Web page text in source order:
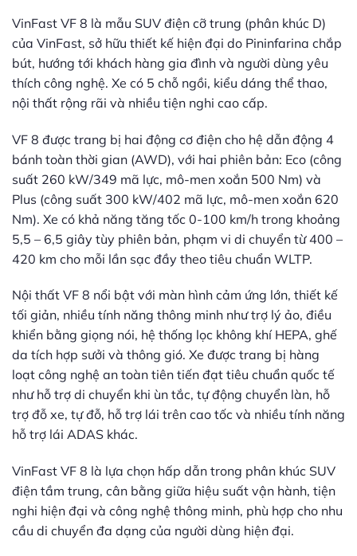
VinFast VF 8 là mẫu SUV điện cỡ trung (phân khúc D)
của VinFast, sở hữu thiết kế hiện đại do Pininfarina chắp
bút, hướng tới khách hàng gia đình và người dùng yêu
thích công nghệ. Xe có 5 chỗ ngồi, kiểu dáng thể thao,
nội thất rộng rãi và nhiều tiện nghi cao cấp.
VF 8 được trang bị hai động cơ điện cho hệ dẫn động 4
bánh toàn thời gian (AWD), với hai phiên bản: Eco (công
suất 260 kW/349 mã lực, mô-men xoắn 500 Nm) và
Plus (công suất 300 kW/402 mã lực, mô-men xoắn 620
Nm). Xe có khả năng tăng tốc 0-100 km/h trong khoảng
5,5 – 6,5 giây tùy phiên bản, phạm vi di chuyển từ 400 –
420 km cho mỗi lần sạc đầy theo tiêu chuẩn WLTP.
Nội thất VF 8 nổi bật với màn hình cảm ứng lớn, thiết kế
tối giản, nhiều tính năng thông minh như trợ lý ảo, điều
khiển bằng giọng nói, hệ thống lọc không khí HEPA, ghế
da tích hợp sưởi và thông gió. Xe được trang bị hàng
loạt công nghệ an toàn tiên tiến đạt tiêu chuẩn quốc tế
như hỗ trợ di chuyển khi ùn tắc, tự động chuyển làn, hỗ
trợ đỗ xe, tự đỗ, hỗ trợ lái trên cao tốc và nhiều tính năng
hỗ trợ lái ADAS khác.
VinFast VF 8 là lựa chọn hấp dẫn trong phân khúc SUV
điện tầm trung, cân bằng giữa hiệu suất vận hành, tiện
nghi hiện đại và công nghệ thông minh, phù hợp cho nhu
cầu di chuyển đa dạng của người dùng hiện đại.